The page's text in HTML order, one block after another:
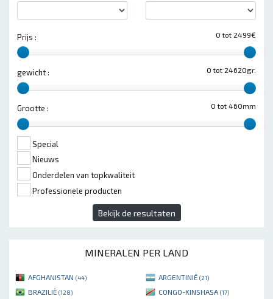
0 tot 2499€
Prijs :
0 tot 24620gr.
gewicht :
0 tot 460mm
Grootte :
Special
Nieuws
Onderdelen van topkwaliteit
Professionele producten
Bekijk de resultaten
MINERALEN PER LAND
AFGHANISTAN (44) ARGENTINIË (21)
BRAZILIË (128) CONGO-KINSHASA (17)